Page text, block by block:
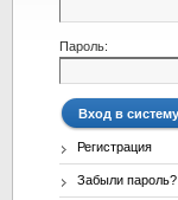
Пароль:
Регистрация
Забыли пароль?